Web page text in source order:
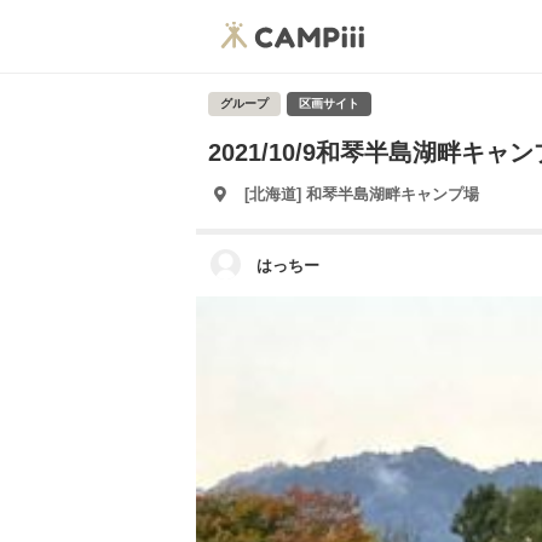
グループ 区画サイト
2021/10/9和琴半島湖畔キャン
[北海道] 和琴半島湖畔キャンプ場
はっちー